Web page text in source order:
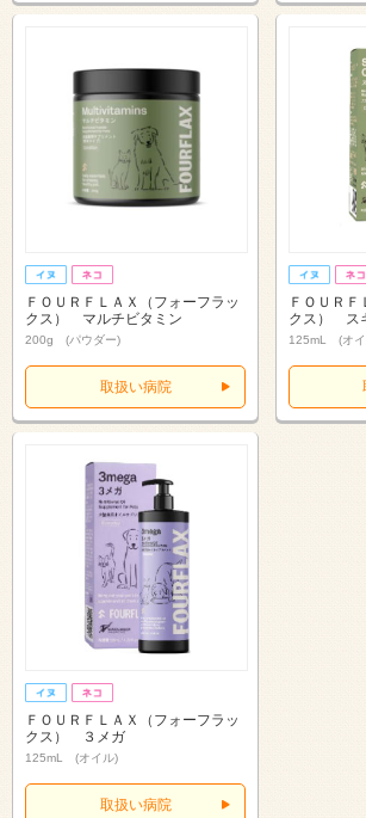
ＦＯＵＲＦＬＡＸ（フォーフラッ
クス） マルチビタミン
200g (パウダー)
取扱い病院
ＦＯＵＲＦ
クス） ス
125mL (オイ
ＦＯＵＲＦＬＡＸ（フォーフラッ
クス） ３メガ
125mL (オイル)
取扱い病院